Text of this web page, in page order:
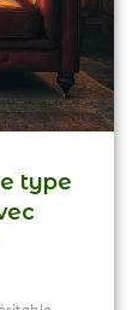
type